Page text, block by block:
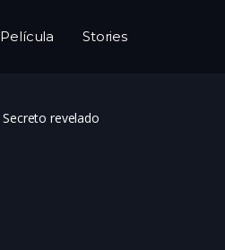
Película Stories
Secreto revelado